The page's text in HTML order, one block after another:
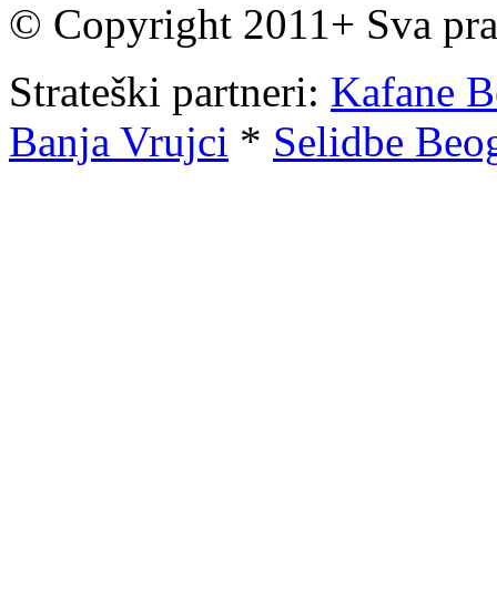
© Copyright 2011+ Sva
Strateški partneri: Kafane
Banja Vrujci * Selidbe